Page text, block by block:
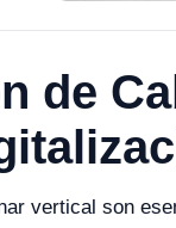
de
vertical son